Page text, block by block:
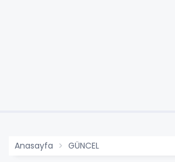
Anasayfa GÜNCEL